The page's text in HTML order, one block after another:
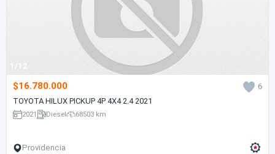
1/12
$16.780.000
6
TOYOTA HILUX PICKUP 4P 4X4 2.4 2021
2021 Diesel 68503 km
Providencia